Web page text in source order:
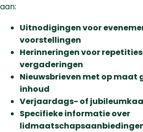
aan:
Uitnodigingen voor
voorstellingen
Herinneringen voor
vergaderingen
Nieuwsbrieven met op maat
inhoud
Verjaardags- of
Specifieke informatie over